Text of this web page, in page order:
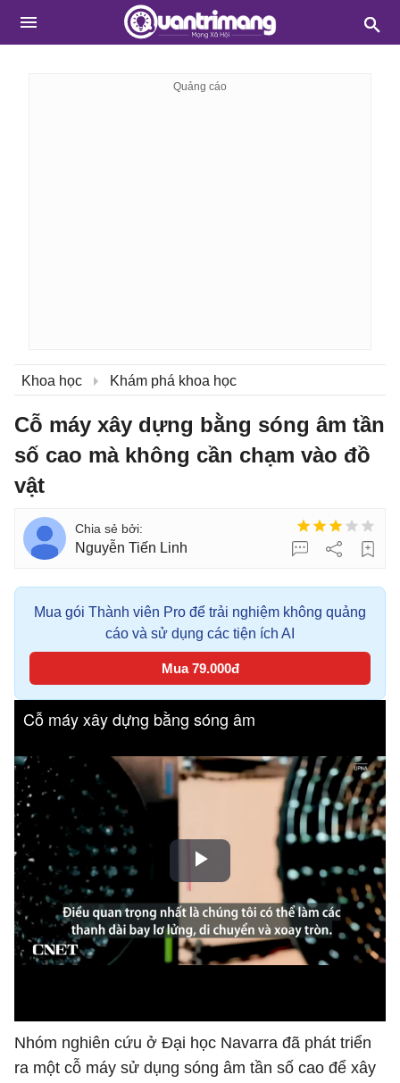
Khoa học Khám phá khoa học
Cỗ máy xây dựng bằng sóng âm tần
số cao mà không cần chạm vào đồ
vật
Nguyễn Tiến Linh
Mua gói Thành viên Pro để trải nghiệm không quảng
cáo và sử dụng các tiện ích AI
Mua 79.000đ
Nhóm nghiên cứu ở Đại học Navarra đã phát triển
ra một cỗ máy sử dụng sóng âm tần số cao để xây